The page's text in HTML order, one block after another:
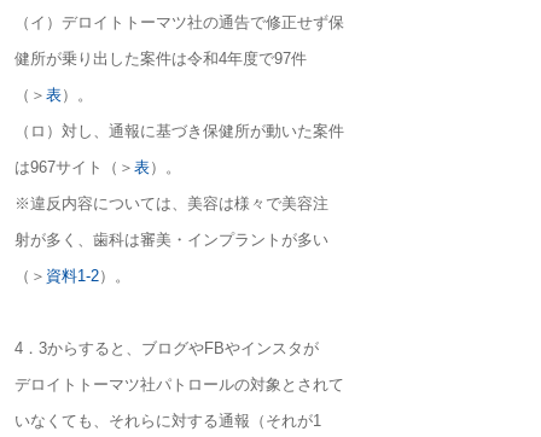
（イ）デロイトトーマツ社の通告で修正せず保
健所が乗り出した案件は令和4年度で97件
（＞ 表）。
（ロ）対し、通報に基づき保健所が動いた案件
は967サイト（＞ 表）。
※違反内容については、美容は様々で美容注
射が多く、歯科は審美・インプラントが多い
（＞ 資料1-2）。
4．3からすると、ブログやFBやインスタが
デロイトトーマツ社パトロールの対象とされて
いなくても、それらに対する通報（それが1